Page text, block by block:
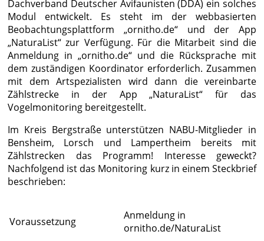
Dachverband Deutscher Avifaunisten (DDA) ein solches
Modul entwickelt. Es steht im der webbasierten
Beobachtungsplattform „ornitho.de“ und der App
„NaturaList“ zur Verfügung. Für die Mitarbeit sind die
Anmeldung in „ornitho.de“ und die Rücksprache mit
dem zuständigen Koordinator erforderlich. Zusammen
mit dem Artspezialisten wird dann die vereinbarte
Zählstrecke in der App „NaturaList“ für das
Vogelmonitoring bereitgestellt.
Im Kreis Bergstraße unterstützen NABU-Mitglieder in
Bensheim, Lorsch und Lampertheim bereits mit
Zählstrecken das Programm! Interesse geweckt?
Nachfolgend ist das Monitoring kurz in einem Steckbrief
beschrieben:
Voraussetzung
Anmeldung in
ornitho.de/NaturaList